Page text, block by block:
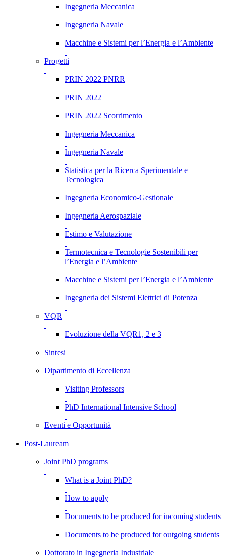
Ingegneria Meccanica
Ingegneria Navale
Macchine e Sistemi per l’Energia e l’Ambiente
Progetti
PRIN 2022 PNRR
PRIN 2022
PRIN 2022 Scorrimento
Ingegneria Meccanica
Ingegneria Navale
Statistica per la Ricerca Sperimentale e
Tecnologica
Ingegneria Economico-Gestionale
Ingegneria Aerospaziale
Estimo e Valutazione
Termotecnica e Tecnologie Sostenibili per
l’Energia e l’Ambiente
Macchine e Sistemi per l’Energia e l’Ambiente
Ingegneria dei Sistemi Elettrici di Potenza
VQR
Evoluzione della VQR1, 2 e 3
Sintesi
Dipartimento di Eccellenza
Visiting Professors
PhD International Intensive School
Eventi e Opportunità
Post-Lauream
Joint PhD programs
What is a Joint PhD?
How to apply
Documents to be produced for incoming students
Documents to be produced for outgoing students
Dottorato in Ingegneria Industriale